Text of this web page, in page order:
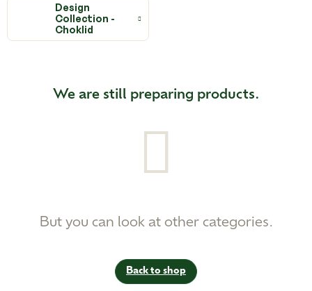
Design
Collection -
Choklid
We are still preparing products.
But you can look at other categories.
Back to shop